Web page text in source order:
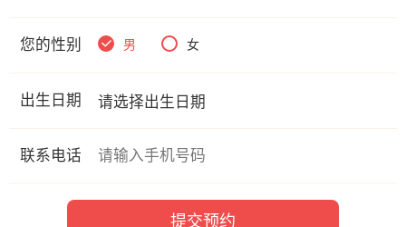
您的性别 男 女
出生日期
联系电话